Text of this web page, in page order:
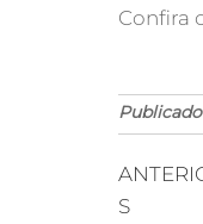
Confira
S